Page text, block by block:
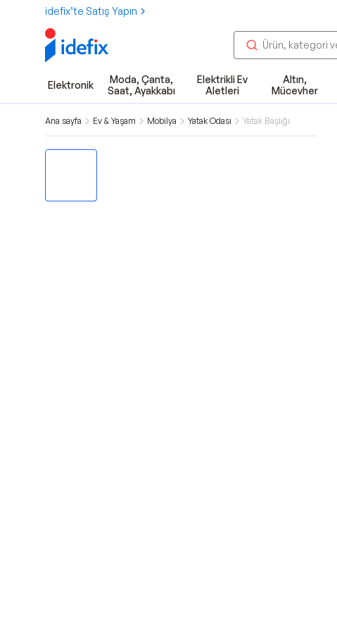
idefix’te Satış Yapın
Elektronik
Moda, Çanta,
Saat, Ayakkabı
Elektrikli Ev
Aletleri
Altın,
Mücevher
Ana sayfa Ev & Yaşam Mobilya Yatak Odası Yatak Başlığı